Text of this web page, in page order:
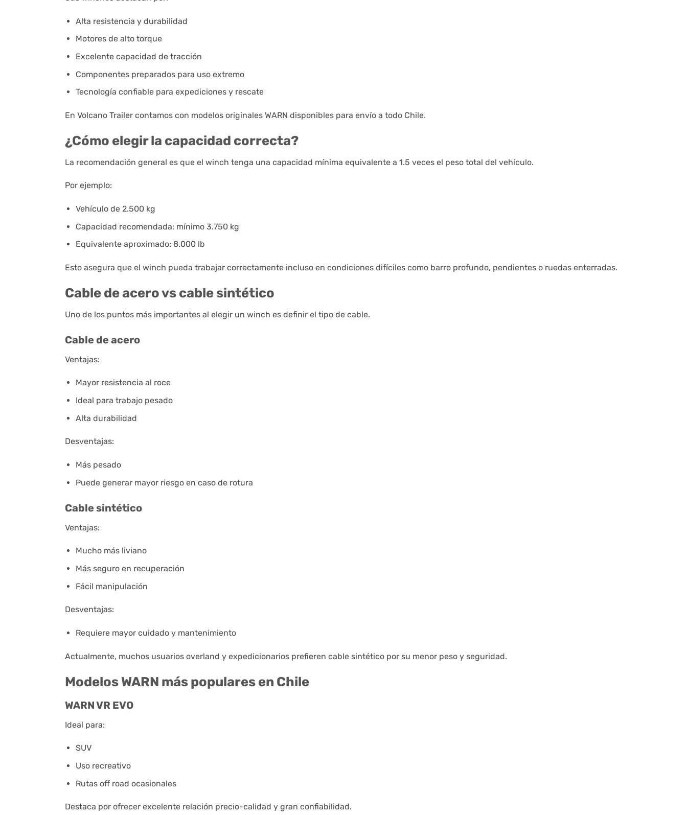
Alta resistencia y durabilidad
Motores de alto torque
Excelente capacidad de tracción
Componentes preparados para uso extremo
Tecnología confiable para expediciones y rescate
En Volcano Trailer contamos con modelos originales WARN disponibles para envío a todo Chile.
¿Cómo elegir la capacidad correcta?
La recomendación general es que el winch tenga una capacidad mínima equivalente a 1.5 veces el peso total del vehículo.
Por ejemplo:
Vehículo de 2.500 kg
Capacidad recomendada: mínimo 3.750 kg
Equivalente aproximado: 8.000 lb
Esto asegura que el winch pueda trabajar correctamente incluso en condiciones difíciles como barro profundo, pendientes o ruedas enterradas.
Cable de acero vs cable sintético
Uno de los puntos más importantes al elegir un winch es definir el tipo de cable.
Cable de acero
Ventajas:
Mayor resistencia al roce
Ideal para trabajo pesado
Alta durabilidad
Desventajas:
Más pesado
Puede generar mayor riesgo en caso de rotura
Cable sintético
Ventajas:
Mucho más liviano
Más seguro en recuperación
Fácil manipulación
Desventajas:
Requiere mayor cuidado y mantenimiento
Actualmente, muchos usuarios overland y expedicionarios prefieren cable sintético por su menor peso y seguridad.
Modelos WARN más populares en Chile
WARN VR EVO
Ideal para:
SUV
Uso recreativo
Rutas off road ocasionales
Destaca por ofrecer excelente relación precio-calidad y gran confiabilidad.